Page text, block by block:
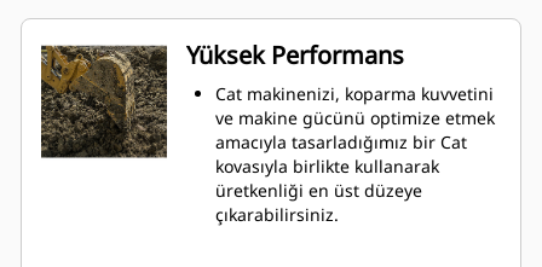
Yüksek Performans
Cat makinenizi, koparma kuvvetini
ve makine gücünü optimize etmek
amacıyla tasarladığımız bir Cat
kovasıyla birlikte kullanarak
üretkenliği en üst düzeye
çıkarabilirsiniz.